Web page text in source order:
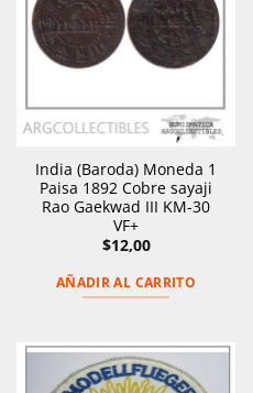
India (Baroda) Moneda 1
Paisa 1892 Cobre sayaji
Rao Gaekwad III KM-30
VF+
$12,00
AÑADIR AL CARRITO